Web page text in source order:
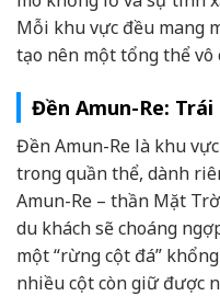
Mỗi khu vực đều mang
tạo nên một tổng thể vô
Đền Amun-Re:
Đền Amun-Re là khu
trong quần thể, dành
Amun-Re – thần Mặt
du khách sẽ choáng
một “rừng cột đá”
nhiều cột còn giữ được